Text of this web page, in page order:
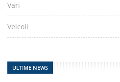
Vari
Veicoli
ULTIME NEWS